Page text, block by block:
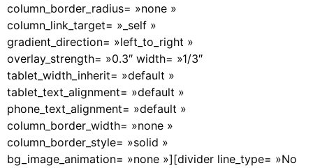
column_border_radius= »none »
column_link_target= »_self »
gradient_direction= »left_to_right »
overlay_strength= »0.3″ width= »1/3″
tablet_width_inherit= »default »
tablet_text_alignment= »default »
phone_text_alignment= »default »
column_border_width= »none »
column_border_style= »solid »
bg_image_animation= »none »][divider line_type= »No